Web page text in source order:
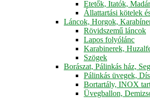
Etetők, Itatók,
Állattartási kötelek
Láncok, Horgok,
Rövidszemű láncok
Lapos folyólánc
Karabinerek,
Szögek
Borászat, Pálinkás ház,
Pálinkás üvegek,
Bortartály, INOX
Üvegballon,